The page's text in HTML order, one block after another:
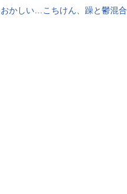
おかしい…こちけん、躁と鬱混合